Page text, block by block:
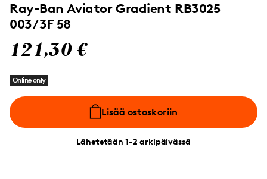
Ray-Ban Aviator Gradient RB3025
003/3F 58
121,30 €
Online only
Lisää ostoskoriin
Lähetetään 1-2 arkipäivässä